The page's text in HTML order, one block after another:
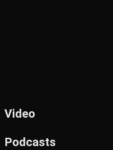
Video
Podcasts